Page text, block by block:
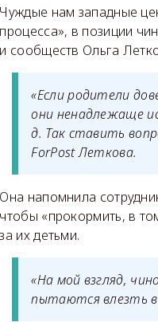
Чуждые нам западные
процесса», в позиции
и сообществ Ольга
«Если родители
они ненадлежаще
д. Так ставить
ForPost Леткова.
Она напомнила
чтобы «прокормить, в
за их детьми.
«На мой взгляд,
пытаются влезть